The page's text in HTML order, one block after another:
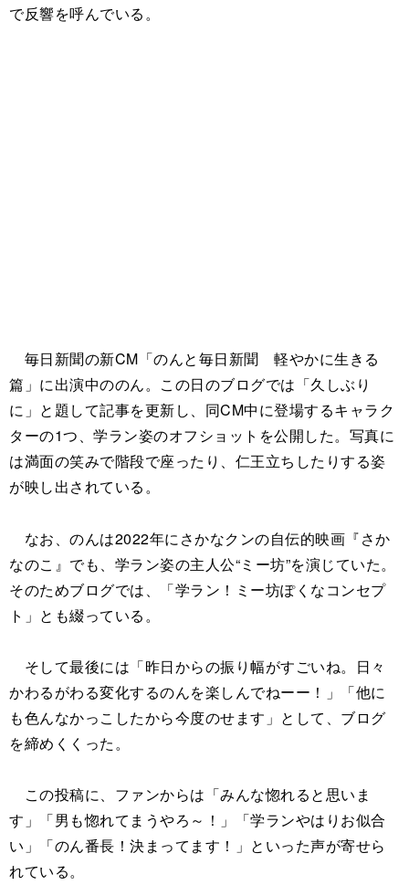
で反響を呼んでいる。
毎日新聞の新CM「のんと毎日新聞 軽やかに生きる
篇」に出演中ののん。この日のブログでは「久しぶり
に」と題して記事を更新し、同CM中に登場するキャラク
ターの1つ、学ラン姿のオフショットを公開した。写真に
は満面の笑みで階段で座ったり、仁王立ちしたりする姿
が映し出されている。
なお、のんは2022年にさかなクンの自伝的映画『さか
なのこ』でも、学ラン姿の主人公“ミー坊”を演じていた。
そのためブログでは、「学ラン！ミー坊ぽくなコンセプ
ト」とも綴っている。
そして最後には「昨日からの振り幅がすごいね。日々
かわるがわる変化するのんを楽しんでねーー！」「他に
も色んなかっこしたから今度のせます」として、ブログ
を締めくくった。
この投稿に、ファンからは「みんな惚れると思いま
す」「男も惚れてまうやろ～！」「学ランやはりお似合
い」「のん番長！決まってます！」といった声が寄せら
れている。